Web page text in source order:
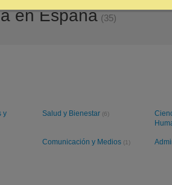
en España (35)
y
Salud y Bienestar (6)
Comunicación y Medios (1)